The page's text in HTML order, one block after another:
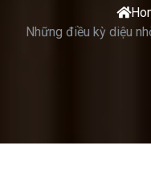
Những điều kỳ diệu